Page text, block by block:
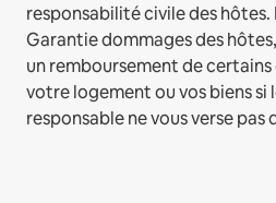
responsabilité civile des hôtes.
Garantie dommages des
un remboursement de certains
votre logement ou vos biens si
responsable ne vous verse